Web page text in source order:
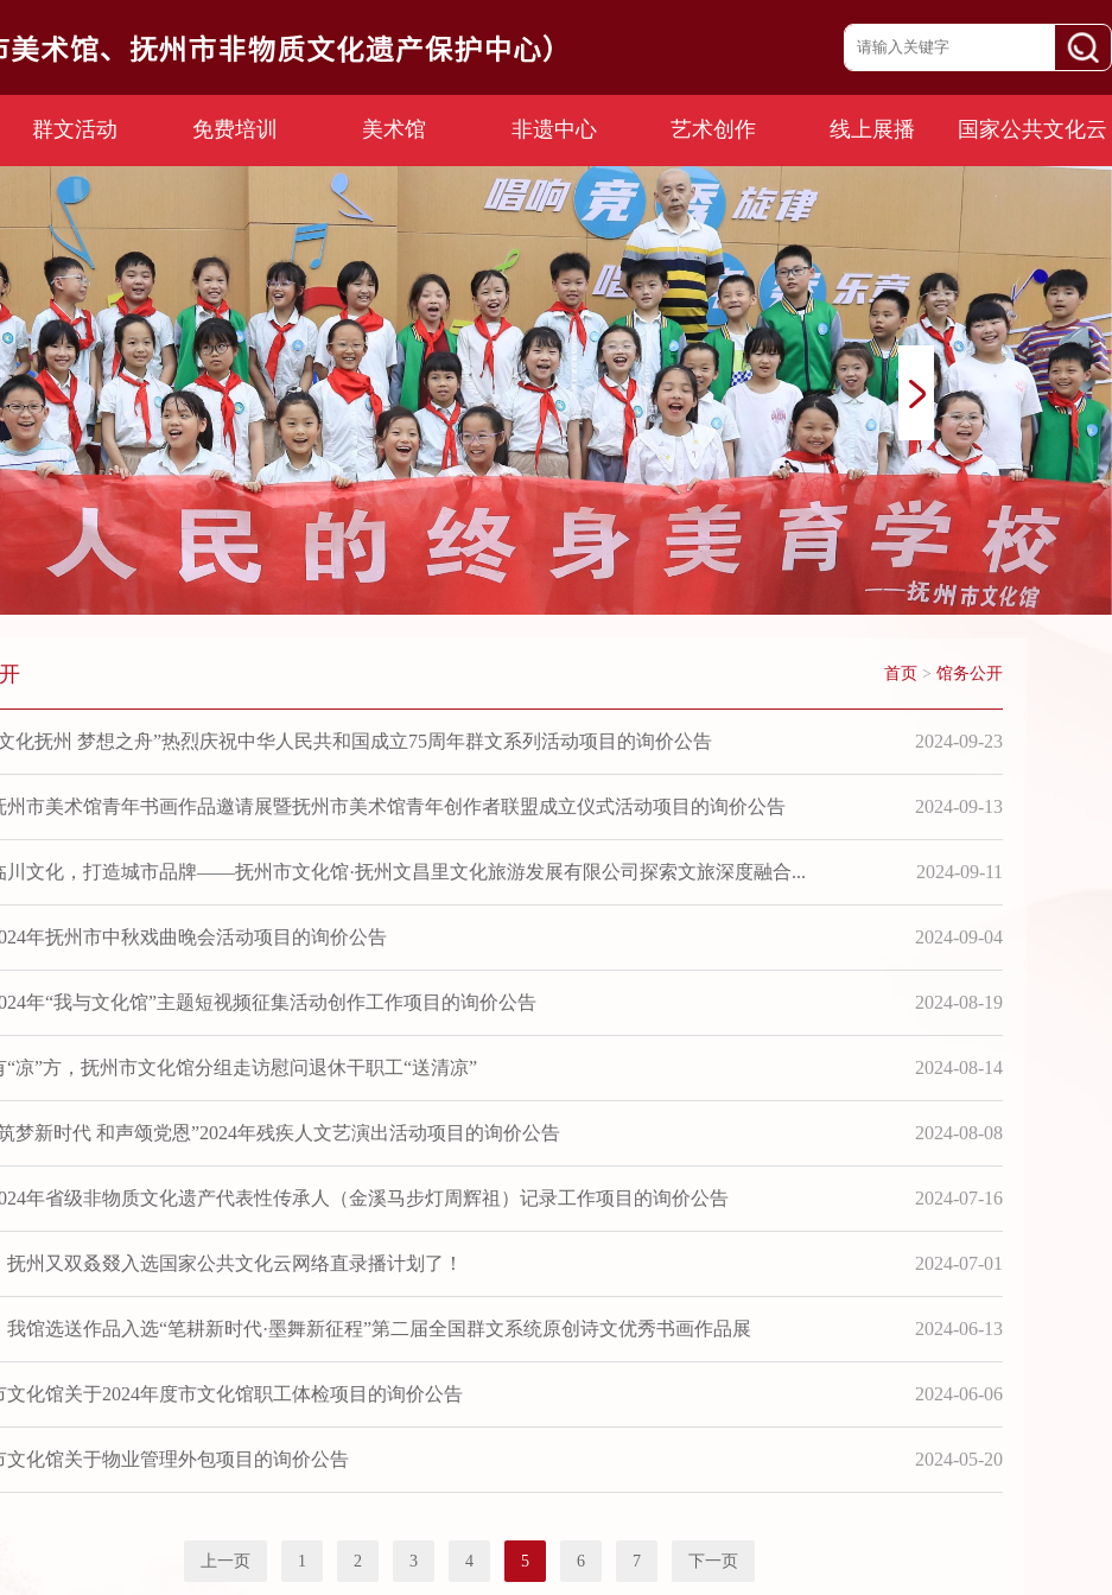
群文活动 免费培训 美术馆 非遗中心 艺术创作 线上展播 国家公共文化云
首页 > 馆务公开
化抚州 梦想之舟”热烈庆祝中华人民共和国成立75周年群文系列活动项目的询价公告 2024-09-23
州市美术馆青年书画作品邀请展暨抚州市美术馆青年创作者联盟成立仪式活动项目的询价公告 2024-09-13
川文化，打造城市品牌——抚州市文化馆·抚州文昌里文化旅游发展有限公司探索文旅深度融合... 2024-09-11
年抚州市中秋戏曲晚会活动项目的询价公告 2024-09-04
年“我与文化馆”主题短视频征集活动创作工作项目的询价公告 2024-08-19
“凉”方，抚州市文化馆分组走访慰问退休干职工“送清凉” 2024-08-14
梦新时代 和声颂党恩”2024年残疾人文艺演出活动项目的询价公告 2024-08-08
年省级非物质文化遗产代表性传承人（金溪马步灯周辉祖）记录工作项目的询价公告 2024-07-16
抚州又双叒叕入选国家公共文化云网络直录播计划了！ 2024-07-01
我馆选送作品入选“笔耕新时代·墨舞新征程”第二届全国群文系统原创诗文优秀书画作品展 2024-06-13
文化馆关于2024年度市文化馆职工体检项目的询价公告 2024-06-06
文化馆关于物业管理外包项目的询价公告 2024-05-20
上一页 1 2 3 4 5 6 7 下一页